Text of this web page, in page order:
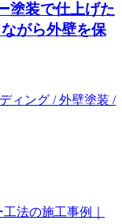
塗装で仕上げた
がら外壁を保
ィング / 外壁塗装 /